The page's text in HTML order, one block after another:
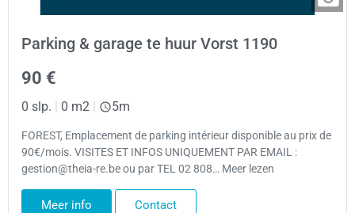
Parking & garage te huur Vorst 1190
90 €
0 slp. | 0 m2 | 5m
FOREST, Emplacement de parking intérieur disponible au prix de
90€/mois. VISITES ET INFOS UNIQUEMENT PAR EMAIL :
gestion@theia-re.be ou par TEL 02 808… Meer lezen
Meer info Contact